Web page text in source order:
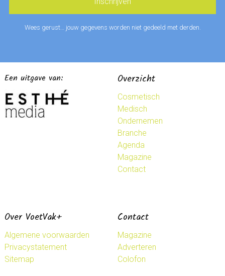
Wees gerust… jouw gegevens worden niet gedeeld met derden.
Een uitgave van: Overzicht
Cosmetisch
Medisch
Ondernemen
Branche
Agenda
Magazine
Contact
Over VoetVak+
Algemene voorwaarden
Privacystatement
Sitemap
Contact
Magazine
Adverteren
Colofon